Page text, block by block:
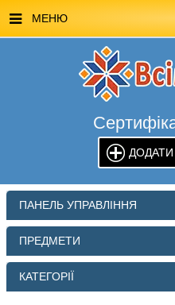
МЕНЮ
МАГАЗИН ВСІМОСВІТА
СТЕНДИ ВСІМОСВІТА
РЕКЛАМА НА САЙТІ
КОНТАКТИ
ПОШУК
ДОДАТИ
ПАНЕЛЬ УПРАВЛІННЯ
ПРЕДМЕТИ
КАТЕГОРІЇ